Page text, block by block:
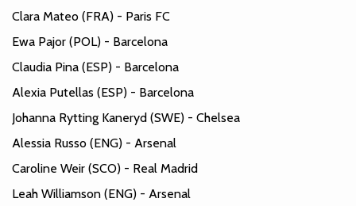
Clara Mateo (FRA) - Paris FC
Ewa Pajor (POL) - Barcelona
Claudia Pina (ESP) - Barcelona
Alexia Putellas (ESP) - Barcelona
Johanna Rytting Kaneryd (SWE) - Chelsea
Alessia Russo (ENG) - Arsenal
Caroline Weir (SCO) - Real Madrid
Leah Williamson (ENG) - Arsenal